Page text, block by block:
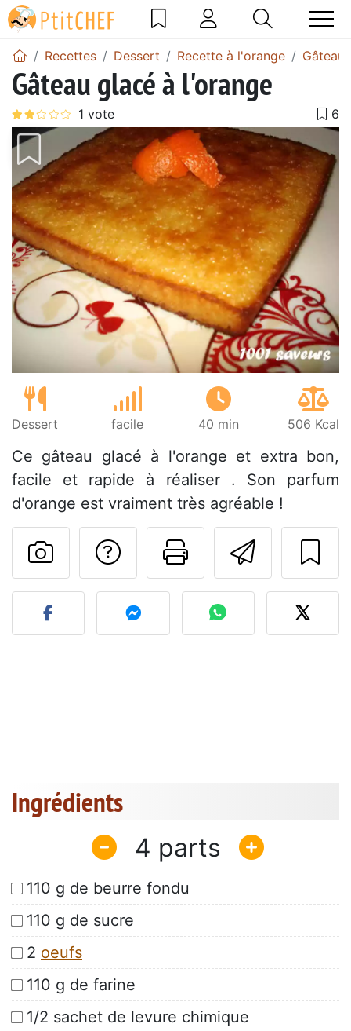
Recettes Dessert Recette à l'orange Gâteau
Gâteau glacé à l'orange
Dessert facile 40 min 506 Kcal
Ce gâteau glacé à l'orange et extra bon,
facile et rapide à réaliser . Son parfum
d'orange est vraiment très agréable !
Imprimer
Poser une
Publier votre photo de
Ingrédients
4
110 g de beurre fondu
110 g de sucre
2 oeufs
110 g de farine
1/2 sachet de levure chimique